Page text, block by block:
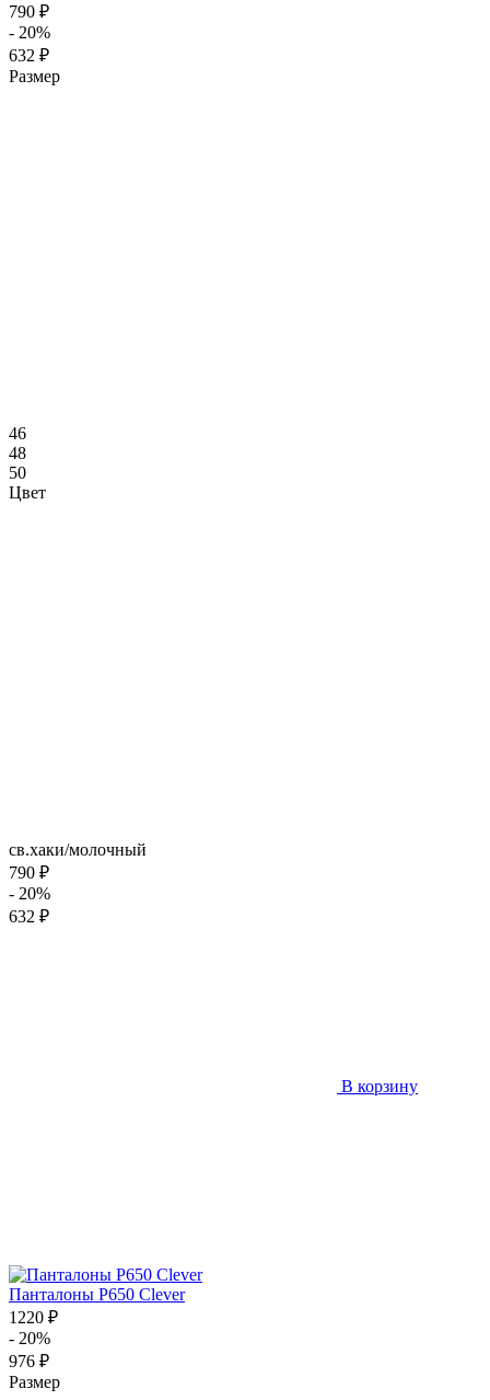
790 ₽
- 20%
632 ₽
Размер
46
48
50
Цвет
св.хаки/молочный
790 ₽
- 20%
632 ₽
В корзину
Панталоны P650 Clever
1220 ₽
- 20%
976 ₽
Размер